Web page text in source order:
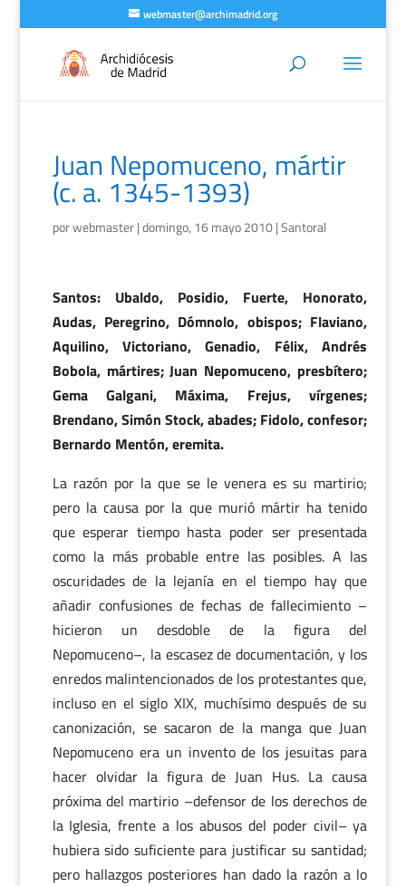
webmaster@archimadrid.org
Juan Nepomuceno, mártir
(c. a. 1345-1393)
porwebmaster|domingo, 16 mayo 2010|Santoral
Santos: Ubaldo, Posidio, Fuerte, Honorato,
Audas, Peregrino, Dómnolo, obispos; Flaviano,
Aquilino, Victoriano, Genadio, Félix, Andrés
Bobola, mártires; Juan Nepomuceno, presbítero;
Gema Galgani, Máxima, Frejus, vírgenes;
Brendano, Simón Stock, abades; Fidolo, confesor;
Bernardo Mentón, eremita.
La razón por la que se le venera es su martirio;
pero la causa por la que murió mártir ha tenido
que esperar tiempo hasta poder ser presentada
como la más probable entre las posibles. A las
oscuridades de la lejanía en el tiempo hay que
añadir confusiones de fechas de fallecimiento –
hicieron un desdoble de la figura del
Nepomuceno–, la escasez de documentación, y los
enredos malintencionados de los protestantes que,
incluso en el siglo XIX, muchísimo después de su
canonización, se sacaron de la manga que Juan
Nepomuceno era un invento de los jesuitas para
hacer olvidar la figura de Juan Hus. La causa
próxima del martirio –defensor de los derechos de
la Iglesia, frente a los abusos del poder civil– ya
hubiera sido suficiente para justificar su santidad;
pero hallazgos posteriores han dado la razón a lo